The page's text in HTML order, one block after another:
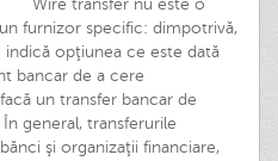
Wire transfer nu este o
furnizor specific: dimpotrivă,
opţiunea ce este dată
bancar de a cere
un transfer bancar de
general, transferurile
şi organizaţii financiare,